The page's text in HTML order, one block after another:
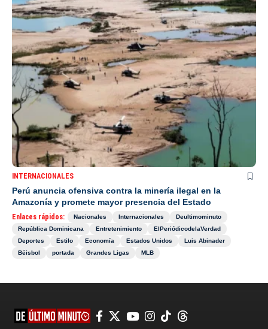
INTERNACIONALES
Perú anuncia ofensiva contra la minería ilegal en la
Amazonía y promete mayor presencia del Estado
Enlaces rápidos: Nacionales Internacionales
Deultimominuto
República Dominicana
Entretenimiento
ElPeriódicodelaVerdad
Deportes
Estilo Economía Estados Unidos
Luis Abinader
Béisbol
portada Grandes Ligas MLB